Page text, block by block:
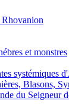
et monstres
systémiques
Blasons,
du Seigneur